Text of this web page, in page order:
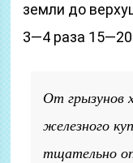
земли до
3—4 раза
От грызунов
железного
тщательно